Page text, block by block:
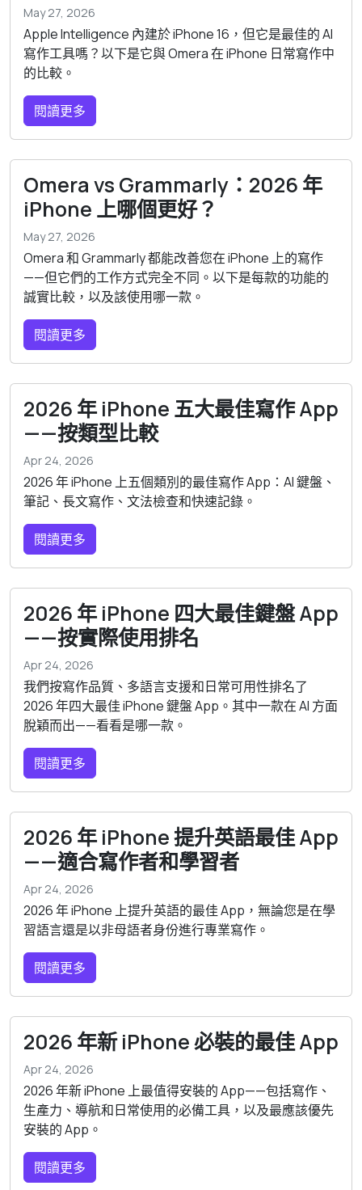
May 27, 2026
Apple Intelligence 內建於 iPhone 16，但它是最佳的 AI
寫作工具嗎？以下是它與 Omera 在 iPhone 日常寫作中
的比較。
閱讀更多
Omera vs Grammarly：2026 年
iPhone 上哪個更好？
May 27, 2026
Omera 和 Grammarly 都能改善您在 iPhone 上的寫作
——但它們的工作方式完全不同。以下是每款的功能的
誠實比較，以及該使用哪一款。
閱讀更多
2026 年 iPhone 五大最佳寫作 App
——按類型比較
Apr 24, 2026
2026 年 iPhone 上五個類別的最佳寫作 App：AI 鍵盤、
筆記、長文寫作、文法檢查和快速記錄。
閱讀更多
2026 年 iPhone 四大最佳鍵盤 App
——按實際使用排名
Apr 24, 2026
我們按寫作品質、多語言支援和日常可用性排名了
2026 年四大最佳 iPhone 鍵盤 App。其中一款在 AI 方面
脫穎而出——看看是哪一款。
閱讀更多
2026 年 iPhone 提升英語最佳 App
——適合寫作者和學習者
Apr 24, 2026
2026 年 iPhone 上提升英語的最佳 App，無論您是在學
習語言還是以非母語者身份進行專業寫作。
閱讀更多
2026 年新 iPhone 必裝的最佳 App
Apr 24, 2026
2026 年新 iPhone 上最值得安裝的 App——包括寫作、
生產力、導航和日常使用的必備工具，以及最應該優先
安裝的 App。
閱讀更多